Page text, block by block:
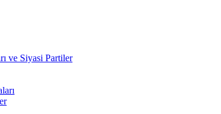
ve Siyasi Partiler